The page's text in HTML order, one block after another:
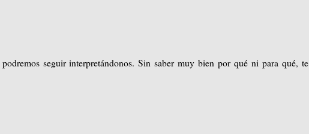
seguir interpretándonos. Sin saber muy bien por qué ni para qué, te